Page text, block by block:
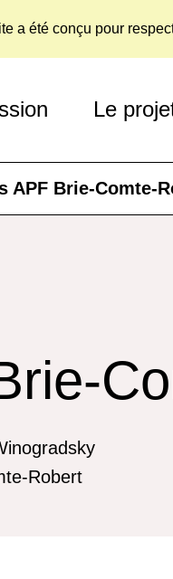
a été conçu pour
Le
APF Brie-Comte-
Robert